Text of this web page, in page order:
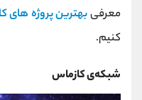
معرفیبهترین پروژ‌ه‌ های
کنیم.
شبکه‌ی کازماس